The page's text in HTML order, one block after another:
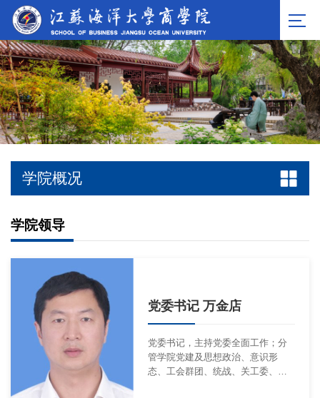
学院概况
学院领导
党委书记 万金店
党委书记，主持党委全面工作；分
管学院党建及思想政治、意识形
态、工会群团、统战、关工委、研